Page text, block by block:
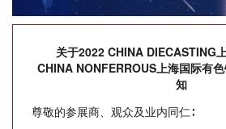
关于2022 CHINA DIECASTING
CHINA NONFERROUS上海国际有
知
尊敬的参展商、观众及业内同仁∶